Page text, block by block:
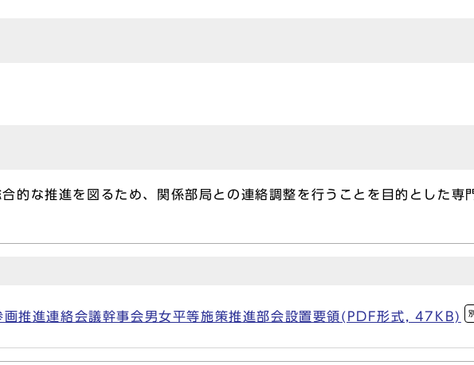
的な推進を図るため、関係部局との連絡調整を行うことを目的とした専
画推進連絡会議幹事会男女平等施策推進部会設置要領(PDF形式, 47KB)